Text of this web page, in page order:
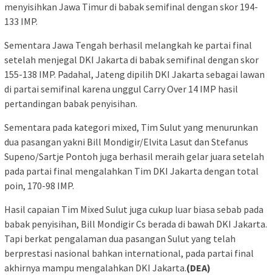
menyisihkan Jawa Timur di babak semifinal dengan skor 194-
133 IMP.
Sementara Jawa Tengah berhasil melangkah ke partai final
setelah menjegal DKI Jakarta di babak semifinal dengan skor
155-138 IMP. Padahal, Jateng dipilih DKI Jakarta sebagai lawan
di partai semifinal karena unggul Carry Over 14 IMP hasil
pertandingan babak penyisihan.
Sementara pada kategori mixed, Tim Sulut yang menurunkan
dua pasangan yakni Bill Mondigir/Elvita Lasut dan Stefanus
Supeno/Sartje Pontoh juga berhasil meraih gelar juara setelah
pada partai final mengalahkan Tim DKI Jakarta dengan total
poin, 170-98 IMP.
Hasil capaian Tim Mixed Sulut juga cukup luar biasa sebab pada
babak penyisihan, Bill Mondigir Cs berada di bawah DKI Jakarta.
Tapi berkat pengalaman dua pasangan Sulut yang telah
berprestasi nasional bahkan international, pada partai final
akhirnya mampu mengalahkan DKI Jakarta.(DEA)